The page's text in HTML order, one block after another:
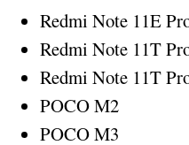
Redmi Note 11E
Redmi Note 11T
Redmi Note 11T
POCO M2
POCO M3